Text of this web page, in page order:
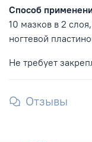
Способ
10 мазков в 2
ногтевой
Не требует
Отзывы